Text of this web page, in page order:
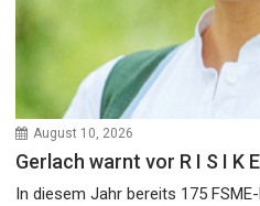
August 10, 2026
Gerlach warnt vor R I S I K
In diesem Jahr bereits 175